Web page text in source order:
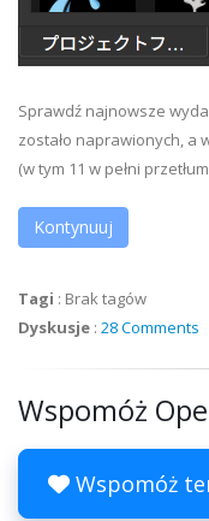
Sprawdź najnowsze
zostało naprawionych, a
(w tym 11 w pełni
Kontynuuj
Tagi : Brak tagów
Dyskusje : 28 Comments
Wspomóż
Wspomóż